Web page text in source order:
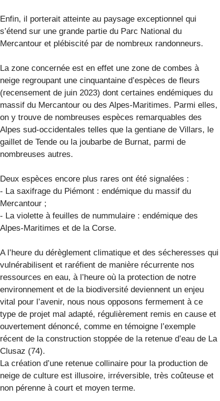
Enfin, il porterait atteinte au paysage exceptionnel qui
s’étend sur une grande partie du Parc National du
Mercantour et plébiscité par de nombreux randonneurs.
La zone concernée est en effet une zone de combes à
neige regroupant une cinquantaine d’espèces de fleurs
(recensement de juin 2023) dont certaines endémiques du
massif du Mercantour ou des Alpes-Maritimes. Parmi elles,
on y trouve de nombreuses espèces remarquables des
Alpes sud-occidentales telles que la gentiane de Villars, le
gaillet de Tende ou la joubarbe de Burnat, parmi de
nombreuses autres.
Deux espèces encore plus rares ont été signalées :
- La saxifrage du Piémont : endémique du massif du
Mercantour ;
- La violette à feuilles de nummulaire : endémique des
Alpes-Maritimes et de la Corse.
A l’heure du dérèglement climatique et des sécheresses qui
vulnérabilisent et raréfient de manière récurrente nos
ressources en eau, à l’heure où la protection de notre
environnement et de la biodiversité deviennent un enjeu
vital pour l’avenir, nous nous opposons fermement à ce
type de projet mal adapté, régulièrement remis en cause et
ouvertement dénoncé, comme en témoigne l’exemple
récent de la construction stoppée de la retenue d’eau de La
Clusaz (74).
La création d’une retenue collinaire pour la production de
neige de culture est illusoire, irréversible, très coûteuse et
non pérenne à court et moyen terme.